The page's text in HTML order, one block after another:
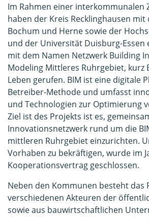
Im Rahmen einer interkommunalen
haben der Kreis Recklinghausen mit
Bochum und Herne sowie der
und der Universität Duisburg-
mit dem Namen Netzwerk Building
Modeling Mittleres Ruhrgebiet, kurz
Leben gerufen. BIM ist eine digitale
Betreiber-Methode und umfasst
und Technologien zur Optimierung
Ziel ist des Projekts ist es,
Innovationsnetzwerk rund um die
mittleren Ruhrgebiet einzurichten.
Vorhaben zu bekräftigen, wurde im
Kooperationsvertrag geschlossen.
Neben den Kommunen besteht das
verschiedenen Akteuren der
sowie aus bauwirtschaftlichen